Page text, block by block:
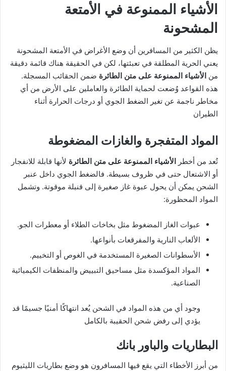
الأشياء الممنوعة في الأمتعة
المشحونة
يظن الكثير من المسافرين أن وضع الأغراض في الأمتعة المشحونة
يعني الحرية المطلقة في تعبئتها، لكن في الحقيقة هناك قائمة دقيقة
من الأشياء الممنوعة على متن الطائرة ضمن الحقائب المسجلة.
هذه القواعد وُضعت لحماية الطائرة والعاملين على الأرض من أي
مخاطر ناجمة عن تغير الضغط الجوي أو درجات الحرارة أثناء
الطيران
المواد المتفجرة والغازات المضغوطة
تُعد من أخطر الأشياء الممنوعة على متن الطائرة لأنها قابلة للانفجار
أو الاشتعال حتى في ظروف بسيطة. فالضغط الجوي داخل عنبر
الشحن يمكن أن يحول عبوة غاز صغيرة إلى قنبلة موقوتة. وتشمل
المواد المحظورة:
عبوات الغاز المضغوط مثل بخاخات الطلاء أو معطرات الجو.
الألعاب النارية والمفرقعات بأنواعها.
الأسطوانات الصغيرة المستخدمة في الغوص أو التخييم.
المواد المؤكسدة مثل مساحيق التبييض والمنظفات الكيميائية
الصناعية.
وجود أي من هذه المواد في الشحن يُعد انتهاكًا أمنيًا جسيمًا قد
يؤدي إلى رفض شحن الحقيبة بالكامل
البطاريات والباور بانك
من أبرز الأخطاء التي يقع فيها المسافرون هو وضع بطاريات الليثيوم